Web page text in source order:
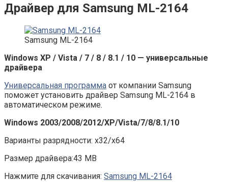
Драйвер для Samsung ML-2164
Samsung ML-2164
Windows XP / Vista / 7 / 8 / 8.1 / 10 — универсальные
драйвера
Универсальная программа от компании Samsung
поможет установить драйвер Samsung ML-2164 в
автоматическом режиме.
Windows 2003/2008/2012/XP/Vista/7/8/8.1/10
Варианты разрядности: x32/x64
Размер драйвера:43 MB
Нажмите для скачивания: Samsung ML-2164